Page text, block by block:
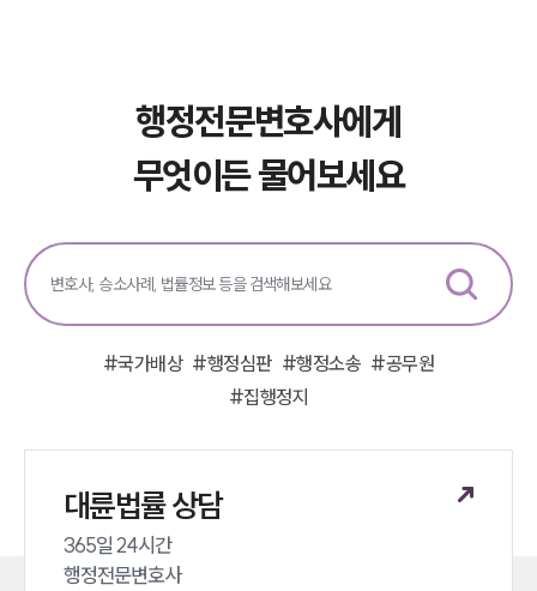
행정전문변호사에게
무엇이든 물어보세요
#국가배상 #행정심판 #행정소송 #공무원
#집행정지
대륜법률 상담
365일 24시간
행정전문변호사